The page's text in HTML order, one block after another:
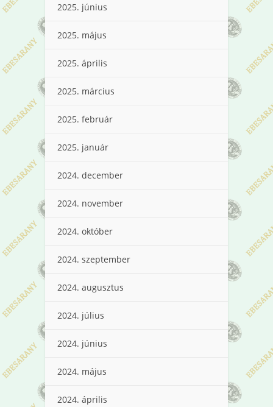
2025. június
2025. május
2025. április
2025. március
2025. február
2025. január
2024. december
2024. november
2024. október
2024. szeptember
2024. augusztus
2024. július
2024. június
2024. május
2024. április